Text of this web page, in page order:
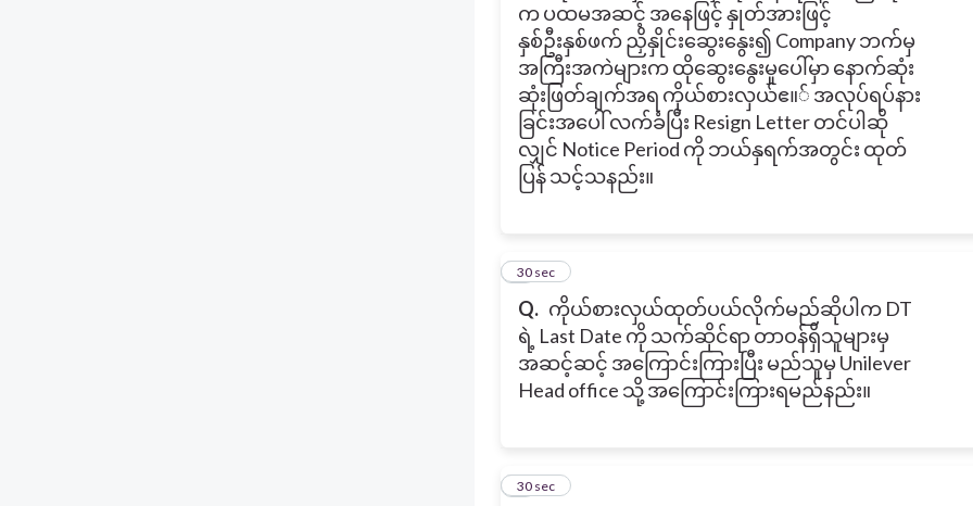
က ပထမအဆင့် အနေဖြင့် နှုတ်အားဖြင့်
နှစ်ဦးနှစ်ဖက် ညှိနှိုင်းဆွေးနွေး၍ Company ဘက်မှ
အကြီးအကဲများက ထိုဆွေးနွေးမှုပေါ်မှာ နောက်ဆုံး
ဆုံးဖြတ်ချက်အရ ကိုယ်စားလှယ်ဧ။် အလုပ်ရပ်နား
ခြင်းအပေါ် လက်ခံပြီး Resign Letter တင်ပါဆို
လျှင် Notice Period ကို ဘယ်နှရက်အတွင်း ထုတ်
ပြန် သင့်သနည်း။
Q. ကိုယ်စားလှယ်ထုတ်ပယ်လိုက်မည်ဆိုပါက DT
ရဲ့ Last Date ကို သက်ဆိုင်ရာ တာဝန်ရှိသူများမှ
အဆင့်ဆင့် အကြောင်းကြားပြီး မည်သူမှ Unilever
Head office သို့ အကြောင်းကြားရမည်နည်း။
2
30 sec
3
30 sec